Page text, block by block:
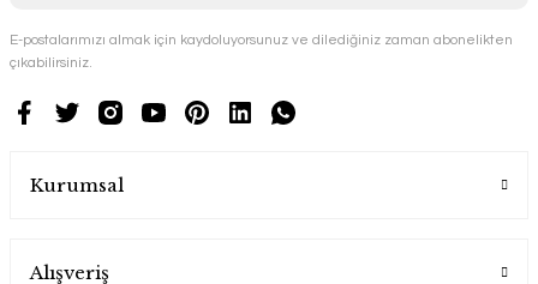
E-postalarımızı almak için kaydoluyorsunuz ve dilediğiniz zaman abonelikten
çıkabilirsiniz.
Kurumsal
Alışveriş